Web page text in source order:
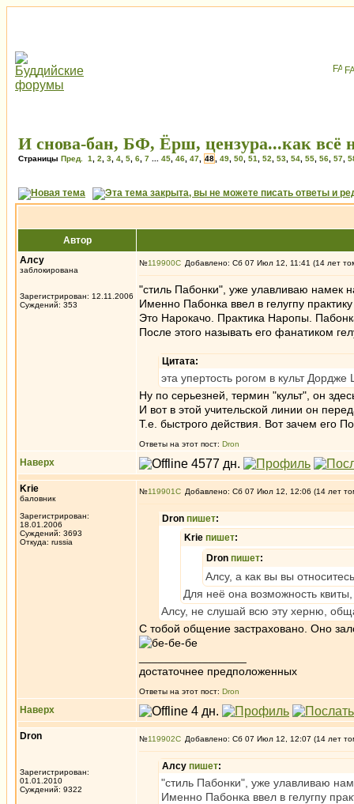
И снова-бан, БФ, Ёрш, цензура...как всё
Страницы Пред. 1 2 3 4 5 6 7 45 46 47 48 49 50 51 52 53 54 55 56 57
Автор
Алсу
заблокирована
Зарегистрирован: 12.11.2006
Суждений: 353
№119900 Добавлено: Сб 07 Июл 12, 11:41 (14 лет
"стиль Пабонки", уже улавливаю намек
Именно Пабонка ввел в гелугпу
Это Нарокачо. Практика Наропы.
После этого называть его фанатиком
Цитата:
эта упертость рогом в культ Дордже
Ну по серьезней, термин "культ", он
И вот в этой учительской линии он
Т.е. быстрого действия. Вот зачем его
Ответы на этот пост: Dron
Наверх
Krie
баловник
Зарегистрирован:
18.01.2006
Суждений: 3693
Откуда: russia
№119901 Добавлено: Сб 07 Июл 12, 12:06 (14 лет
Dron пишет:
Krie пишет:
Dron пишет:
Алсу, а как вы вы
Для неё она возможность
Алсу, не слушай всю эту херню,
С тобой общение застраховано. Оно
достаточнее предположенных
Ответы на этот пост: Dron
Наверх
Dron
Зарегистрирован:
01.01.2010
Суждений: 9322
№119902 Добавлено: Сб 07 Июл 12, 12:07 (14 лет
Алсу пишет:
"стиль Пабонки", уже улавливаю
Именно Пабонка ввел в гелугпу